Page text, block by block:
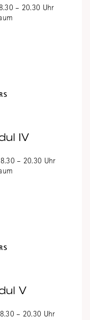
– 20.30 Uhr
IV
– 20.30 Uhr
V
– 20.30 Uhr